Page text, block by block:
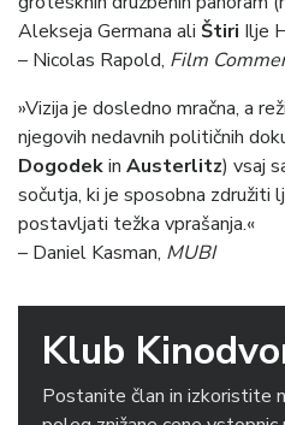
Alekseja Germana ali Štiri Ilje
– Nicolas Rapold, Film
»Vizija je dosledno mračna, a
njegovih nedavnih političnih
Dogodekin Austerlitz) vsaj
sočutja, ki je sposobna združiti
postavljati težka vprašanja.«
– Daniel Kasman, MUBI
Klub
Postanite član in izkoristite